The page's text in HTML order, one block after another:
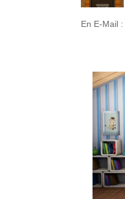
En E-Mail :